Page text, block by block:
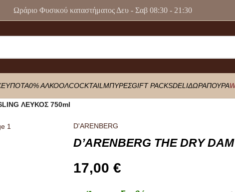
Ωράριο Φυσικού καταστήματος Δευ - Σαβ 08:30 - 21:30
ΠΟΤΑ0% ΑΛΚΟΟΛCOCKTAIL ΜΠΥΡΕΣGIFT PACKSDELIΔΩΡΑΠΟΥΡΑ
ΛΕΥΚΟΣ 750ml
D'ARENBERG
D’ARENBERG THE DRY
17,00 €